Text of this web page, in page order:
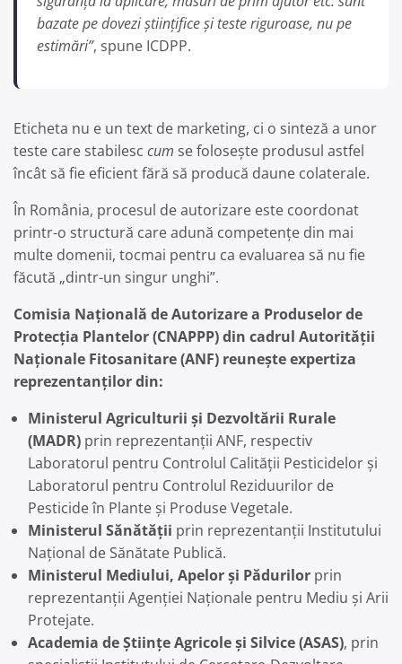
bazate pe dovezi științifice și teste riguroase, nu pe
estimări”, spune ICDPP.
Eticheta nu e un text de marketing, ci o sinteză a unor
teste care stabilesc cum se folosește produsul astfel
încât să fie eficient fără să producă daune colaterale.
În România, procesul de autorizare este coordonat
printr-o structură care adună competențe din mai
multe domenii, tocmai pentru ca evaluarea să nu fie
făcută „dintr-un singur unghi”.
Comisia Națională de Autorizare a Produselor de
Protecția Plantelor (CNAPPP) din cadrul Autorității
Naționale Fitosanitare (ANF) reunește expertiza
reprezentanților din:
Ministerul Agriculturii și Dezvoltării Rurale
(MADR) prin reprezentanții ANF, respectiv
Laboratorul pentru Controlul Calității Pesticidelor și
Laboratorul pentru Controlul Reziduurilor de
Pesticide în Plante și Produse Vegetale.
Ministerul Sănătății prin reprezentanții Institutului
Național de Sănătate Publică.
Ministerul Mediului, Apelor și Pădurilor prin
reprezentanții Agenției Naționale pentru Mediu și Arii
Protejate.
Academia de Științe Agricole și Silvice (ASAS), prin